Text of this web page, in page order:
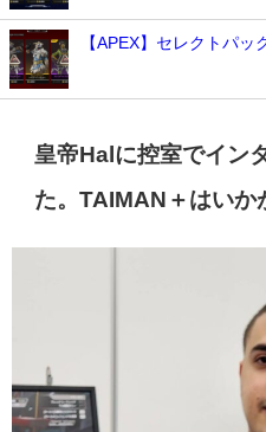
【APEX】セレクトパッ
皇帝Halに控室でイン
た。TAIMAN＋はいか